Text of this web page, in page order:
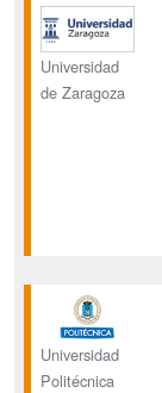
Universidad
de Zaragoza
Universidad
Politécnica